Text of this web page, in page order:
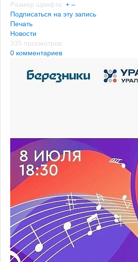
Размер шрифта: + –
Подписаться на эту запись
Печать
Новости
335 просмотров
0 комментариев